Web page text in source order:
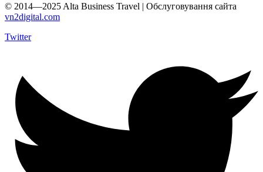
© 2014—2025 Alta Business Travel | Обслуговування сайта
vn2digital.com
Twitter